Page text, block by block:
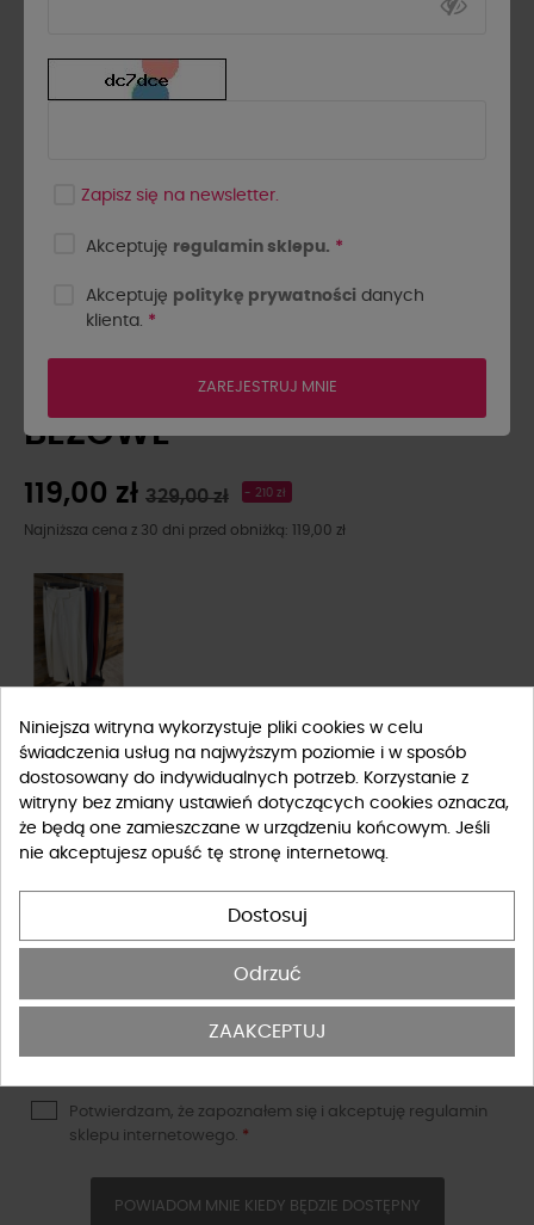
ZAKŁADKAMI BY O LA LA...!
BEŻOWE
119,00 zł 329,00 zł - 210 zł
Najniższa cena z 30 dni przed obniżką: 119,00 zł
Rozmiar
S M L
Tabela rozmiarów
- +
Potwierdzam, że zapoznałem się i akceptuję regulamin
sklepu internetowego. *
POWIADOM MNIE KIEDY BĘDZIE DOSTĘPNY
Zapisz się na newsletter.
Akceptuję regulamin sklepu. *
Akceptuję politykę prywatności danych
klienta. *
ZAREJESTRUJ MNIE
Niniejsza witryna wykorzystuje pliki cookies w celu
świadczenia usług na najwyższym poziomie i w sposób
dostosowany do indywidualnych potrzeb. Korzystanie z
witryny bez zmiany ustawień dotyczących cookies oznacza,
że będą one zamieszczane w urządzeniu końcowym. Jeśli
nie akceptujesz opuść tę stronę internetową.
Dostosuj
Odrzuć
ZAAKCEPTUJ